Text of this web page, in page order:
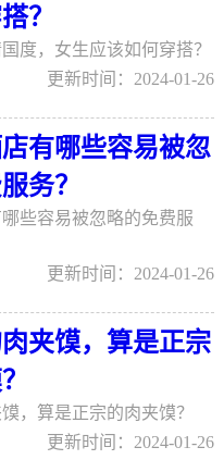
？
度，女生应该如何穿搭？
更新时间：2024-01-26
有哪些容易被忽
务？
些容易被忽略的免费服
更新时间：2024-01-26
夹馍，算是正宗
，算是正宗的肉夹馍？
更新时间：2024-01-26